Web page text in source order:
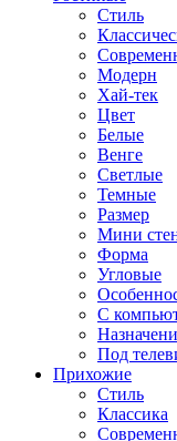
Стиль
Модерн
Хай-тек
Цвет
Белые
Венге
Светлые
Темные
Размер
Мини
Форма
Угловые
С
Под
Прихожие
Стиль
Классика